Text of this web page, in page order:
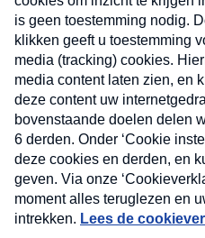
Nieuwsbrief
Neem hier een gratis
nieuwsbrief. Elke vrijdag-